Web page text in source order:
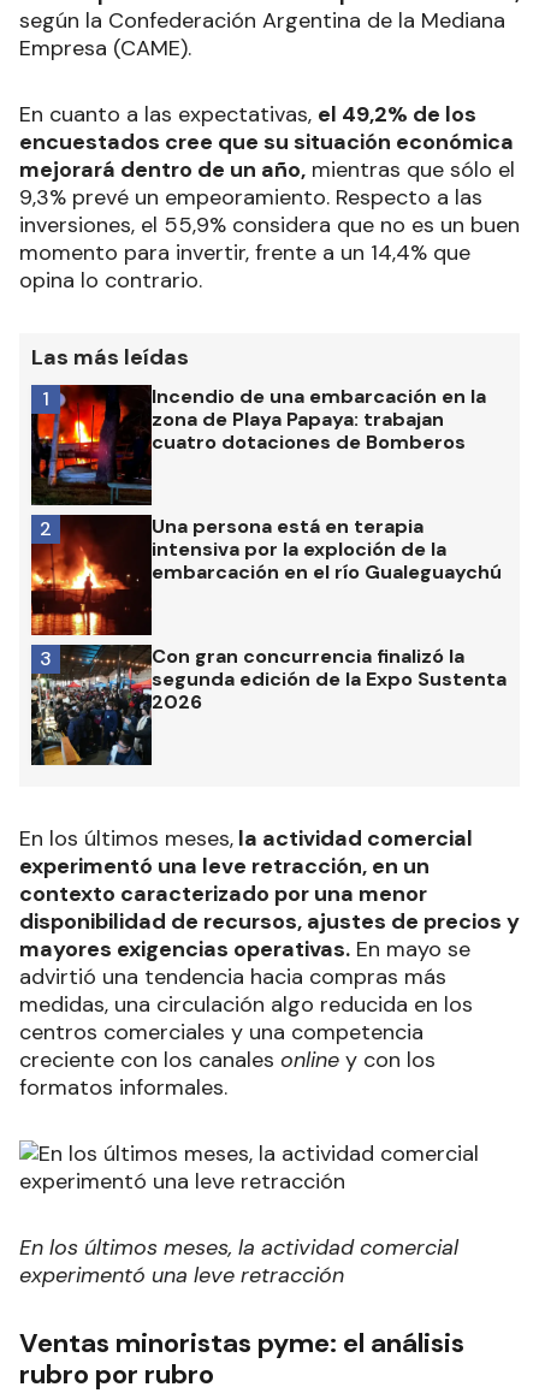
según la Confederación Argentina de la Mediana
Empresa (CAME).
En cuanto a las expectativas, el 49,2% de los
encuestados cree que su situación económica
mejorará dentro de un año, mientras que sólo el
9,3% prevé un empeoramiento. Respecto a las
inversiones, el 55,9% considera que no es un buen
momento para invertir, frente a un 14,4% que
opina lo contrario.
Las más leídas
Incendio de una embarcación en la
zona de Playa Papaya: trabajan
cuatro dotaciones de Bomberos
1
Una persona está en terapia
intensiva por la exploción de la
embarcación en el río Gualeguaychú
2
Con gran concurrencia finalizó la
segunda edición de la Expo Sustenta
2026
3
En los últimos meses, la actividad comercial
experimentó una leve retracción, en un
contexto caracterizado por una menor
disponibilidad de recursos, ajustes de precios y
mayores exigencias operativas. En mayo se
advirtió una tendencia hacia compras más
medidas, una circulación algo reducida en los
centros comerciales y una competencia
creciente con los canales online y con los
formatos informales.
En los últimos meses, la actividad comercial
experimentó una leve retracción
Ventas minoristas pyme: el análisis
rubro por rubro